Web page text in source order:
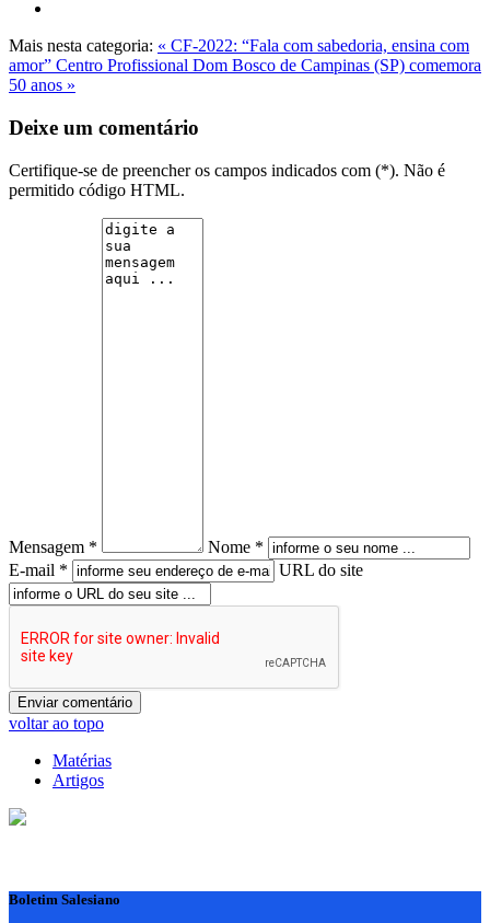
Mais nesta categoria: « CF-2022: “Fala com sabedoria, ensina com
amor” Centro Profissional Dom Bosco de Campinas (SP) comemora
50 anos »
Deixe um comentário
Certifique-se de preencher os campos indicados com (*). Não é
permitido código HTML.
Mensagem *
Nome *
E-mail *
URL do site
voltar ao topo
Matérias
Artigos
Boletim Salesiano